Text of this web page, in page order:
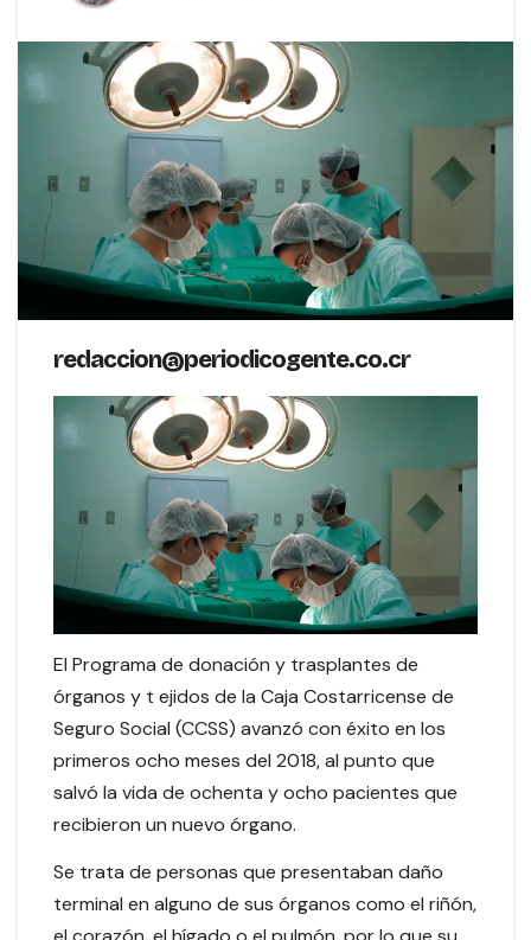
redaccion@periodicogente.co.cr
El Programa de donación y trasplantes de
órganos y t ejidos de la Caja Costarricense de
Seguro Social (CCSS) avanzó con éxito en los
primeros ocho meses del 2018, al punto que
salvó la vida de ochenta y ocho pacientes que
recibieron un nuevo órgano.
Se trata de personas que presentaban daño
terminal en alguno de sus órganos como el riñón,